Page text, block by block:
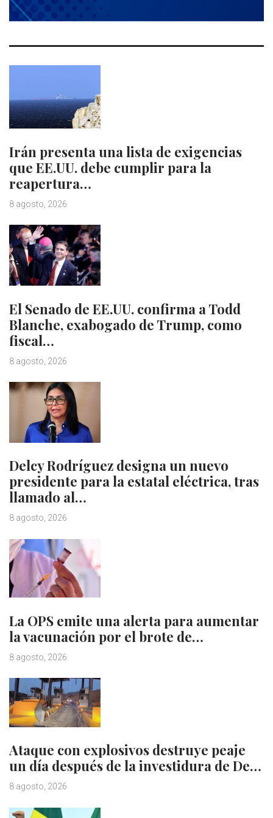
Irán presenta una lista de exigencias
que EE.UU. debe cumplir para la
reapertura…
8 agosto, 2026
El Senado de EE.UU. confirma a Todd
Blanche, exabogado de Trump, como
fiscal…
8 agosto, 2026
Delcy Rodríguez designa un nuevo
presidente para la estatal eléctrica, tras
llamado al…
8 agosto, 2026
La OPS emite una alerta para aumentar
la vacunación por el brote de…
8 agosto, 2026
Ataque con explosivos destruye peaje
un día después de la investidura de De…
8 agosto, 2026